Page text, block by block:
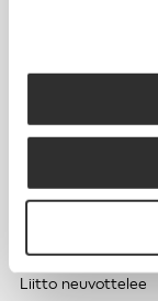
Kesätyöntekijän
Liitto neuvottelee